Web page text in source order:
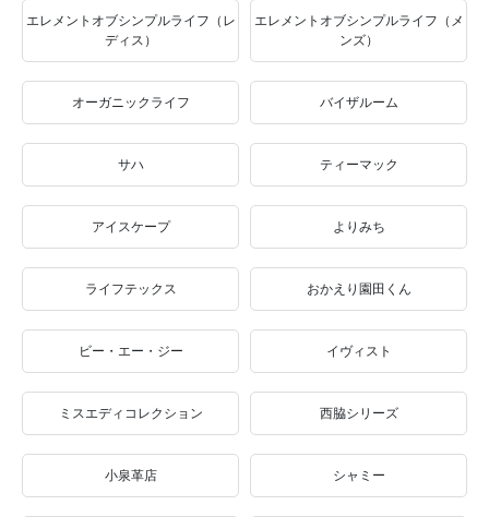
エレメントオブシンプルライフ（レ
ディス）
エレメントオブシンプルライフ（メ
ンズ）
オーガニックライフ バイザルーム
サハ ティーマック
アイスケープ よりみち
ライフテックス おかえり園田くん
ビー・エー・ジー イヴィスト
ミスエディコレクション 西脇シリーズ
小泉革店 シャミー